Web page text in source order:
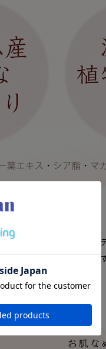
包まれるフレグランスボ
としてもお使いいただけま
ひとときを。